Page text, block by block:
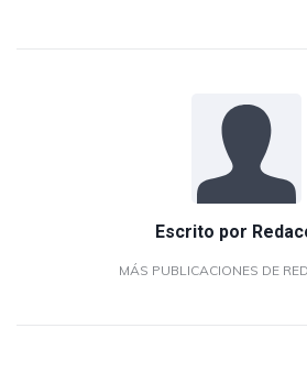
Escrito por
MÁS PUBLICACIONES DE